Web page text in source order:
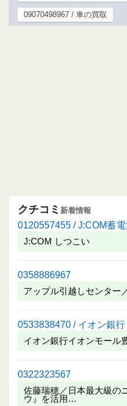
09070498967 / 車の買取
クチコミ 新着情報
0120557455 / J:COM蓄
J:COM しつこい
0358886967
アップル引越しセンター
0533838470 / イオン銀
イオン銀行イオンモール
0322323567
佐藤瑞穂／日本最大級の
ウ』を活用…